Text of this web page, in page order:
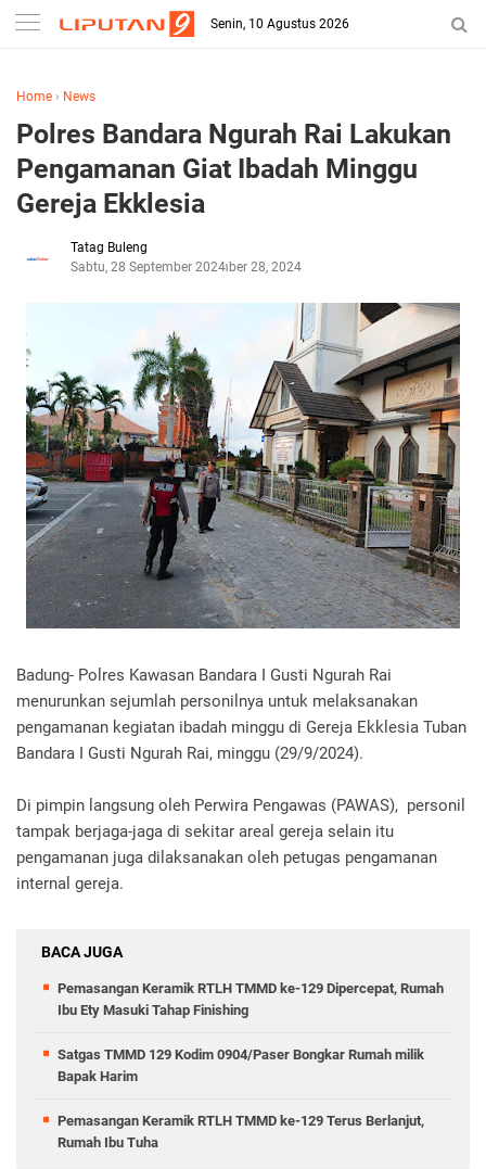
Senin, 10 Agustus 2026
Home › News
Polres Bandara Ngurah Rai Lakukan
Pengamanan Giat Ibadah Minggu
Gereja Ekklesia
Tatag Buleng
Sabtu, 28 September 2024September 28, 2024
Badung- Polres Kawasan Bandara I Gusti Ngurah Rai
menurunkan sejumlah personilnya untuk melaksanakan
pengamanan kegiatan ibadah minggu di Gereja Ekklesia Tuban
Bandara I Gusti Ngurah Rai, minggu (29/9/2024).
Di pimpin langsung oleh Perwira Pengawas (PAWAS), personil
tampak berjaga-jaga di sekitar areal gereja selain itu
pengamanan juga dilaksanakan oleh petugas pengamanan
internal gereja.
BACA JUGA
Pemasangan Keramik RTLH TMMD ke-129 Dipercepat, Rumah
Ibu Ety Masuki Tahap Finishing
Satgas TMMD 129 Kodim 0904/Paser Bongkar Rumah milik
Bapak Harim
Pemasangan Keramik RTLH TMMD ke-129 Terus Berlanjut,
Rumah Ibu Tuha